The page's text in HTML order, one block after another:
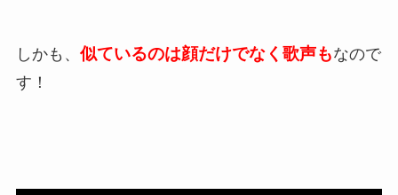
しかも、 似ているのは顔だけでなく歌声もなので
す！